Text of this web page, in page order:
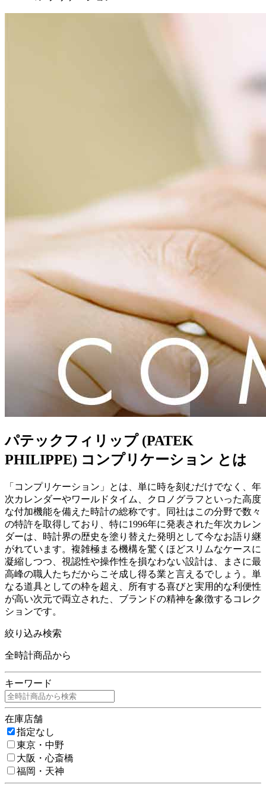
パテックフィリップ (PATEK
PHILIPPE) コンプリケーション とは
「コンプリケーション」とは、単に時を刻むだけでなく、年
次カレンダーやワールドタイム、クロノグラフといった高度
な付加機能を備えた時計の総称です。同社はこの分野で数々
の特許を取得しており、特に1996年に発表された年次カレン
ダーは、時計界の歴史を塗り替えた発明として今なお語り継
がれています。複雑極まる機構を驚くほどスリムなケースに
凝縮しつつ、視認性や操作性を損なわない設計は、まさに最
高峰の職人たちだからこそ成し得る業と言えるでしょう。単
なる道具としての枠を超え、所有する喜びと実用的な利便性
が高い次元で両立された、ブランドの精神を象徴するコレク
ションです。
絞り込み検索
全時計商品から
キーワード
在庫店舗
指定なし
東京・中野
大阪・心斎橋
福岡・天神